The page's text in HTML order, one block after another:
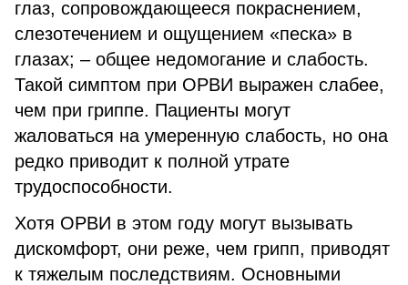
глаз, сопровождающееся покраснением,
слезотечением и ощущением «песка» в
глазах; – общее недомогание и слабость.
Такой симптом при ОРВИ выражен слабее,
чем при гриппе. Пациенты могут
жаловаться на умеренную слабость, но она
редко приводит к полной утрате
трудоспособности.
Хотя ОРВИ в этом году могут вызывать
дискомфорт, они реже, чем грипп, приводят
к тяжелым последствиям. Основными